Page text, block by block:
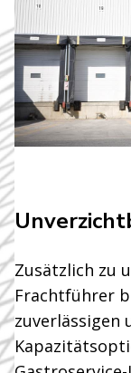
Zusätzlich zu
Frachtführer
zuverlässigen